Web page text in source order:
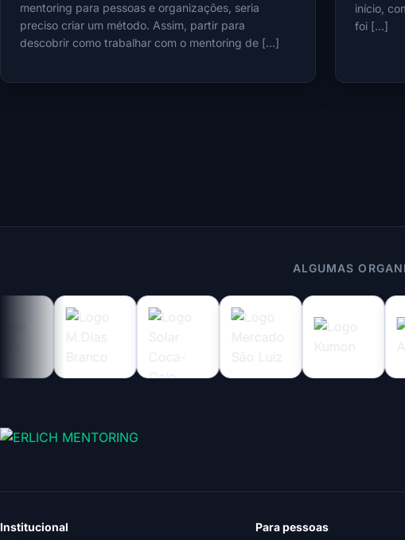
mentoring para pessoas e organizações, seria
preciso criar um método. Assim, partir para
descobrir como trabalhar com o mentoring de […]
início,
foi […]
ALGUMAS
Institucional Para pessoas